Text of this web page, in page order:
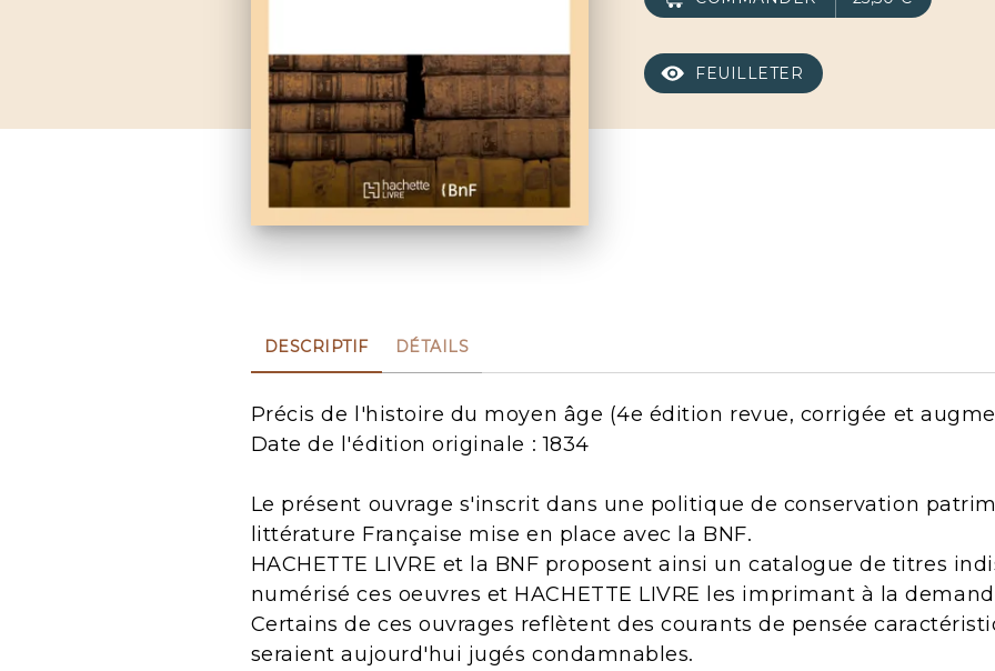
FEUILLETER
DESCRIPTIF DÉTAILS
Précis de l'histoire du moyen âge (4e édition revue, corrigée et
Date de l'édition originale : 1834
Le présent ouvrage s'inscrit dans une politique de conservation
littérature Française mise en place avec la BNF.
HACHETTE LIVRE et la BNF proposent ainsi un catalogue de titres
numérisé ces oeuvres et HACHETTE LIVRE les imprimant à la
Certains de ces ouvrages reflètent des courants de pensée
seraient aujourd'hui jugés condamnables.